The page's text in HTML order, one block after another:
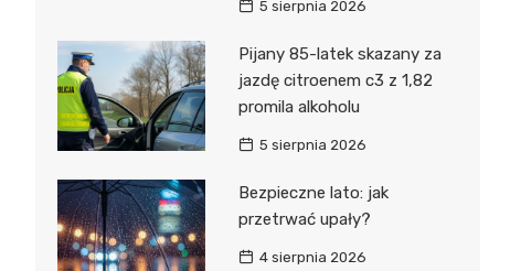
5 sierpnia 2026
Pijany 85-latek skazany za
jazdę citroenem c3 z 1,82
promila alkoholu
5 sierpnia 2026
Bezpieczne lato: jak
przetrwać upały?
4 sierpnia 2026